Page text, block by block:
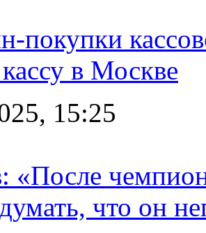
покупки
в Москве
15:25
«После
что он